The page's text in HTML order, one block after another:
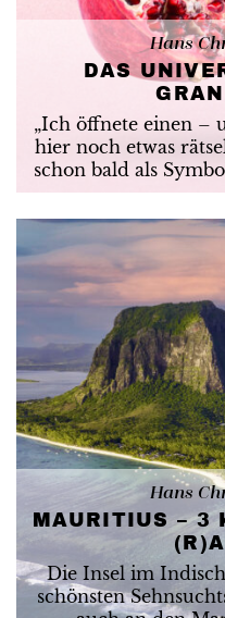
Hans
DAS
„Ich öffnete einen –
hier noch etwas
schon bald als
Hans
MAURITIUS – 3
Die Insel im
schönsten